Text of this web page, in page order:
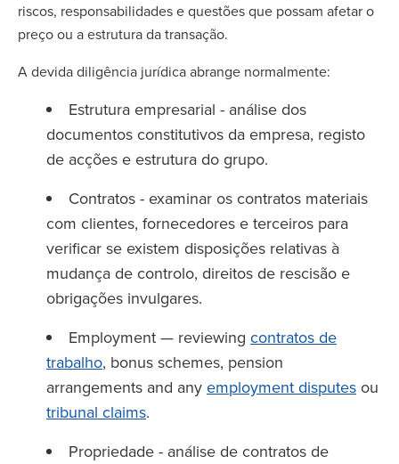
riscos, responsabilidades e questões que possam afetar o
preço ou a estrutura da transação.
A devida diligência jurídica abrange normalmente:
Estrutura empresarial - análise dos
documentos constitutivos da empresa, registo
de acções e estrutura do grupo.
Contratos - examinar os contratos materiais
com clientes, fornecedores e terceiros para
verificar se existem disposições relativas à
mudança de controlo, direitos de rescisão e
obrigações invulgares.
Employment — reviewing contratos de
trabalho, bonus schemes, pension
arrangements and any employment disputes ou
tribunal claims.
Propriedade - análise de contratos de